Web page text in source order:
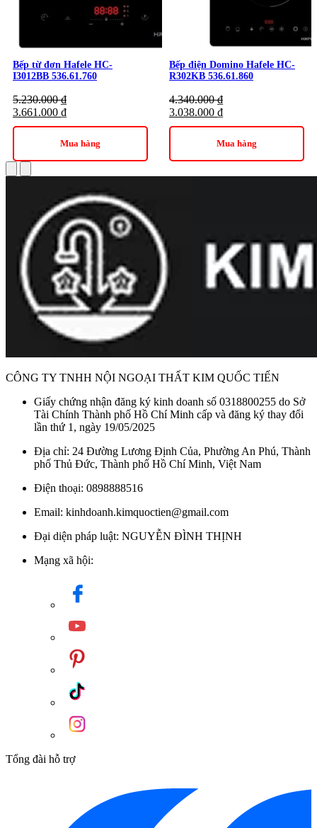
nấu ăn hằng ngày từ các món đơn giản đến chế biến nhanh.
Tính năng gia nhiệt nhanh hỗ trợ rút ngắn thời gian nấu, mang
lại sự tiện lợi trong sinh hoạt.
Bếp từ đơn Hafele HC-I3013BB 536.61.810 có công suất 2000W
Sản phẩm sử dụng công nghệ induction hiện đại tạo nhiệt trực
tiếp ở đáy nồi thay vì qua mặt kính. Nhờ đó, bếp giúp truyền
với các phương pháp nấu truyền thống.
Về an toàn, Hafele HC-I3013BB được trang bị khóa trẻ em,
cảnh báo nhiệt dư và tự động ngắt khi tràn. Kết hợp cùng đặc
tính mặt kính ít nóng nhờ công nghệ induction, bếp đảm bảo an
toàn tuyệt đối, vận hành êm ái và phù hợp với mọi gia đình.
Danh mục: Thiết Bị Bếp
Bếp từ đơn Hafele HC-
I3012BB 536.61.760
5.230.000₫
3.661.000 ₫
Mua hàng
Bếp điện Domino Hafele HC-
R302KB 536.61.860
4.340.000₫
3.038.000 ₫
Mua hàng
CÔNG TY TNHH NỘI NGOẠI THẤT KIM QUỐC TIẾN
Giấy chứng nhận đăng ký kinh doanh số 0318800255 do Sở
Tài Chính Thành phố Hồ Chí Minh cấp và đăng ký thay đổi
lần thứ 1, ngày 19/05/2025
Địa chỉ: 24 Đường Lương Định Của, Phường An Phú, Thành
phố Thủ Đức, Thành phố Hồ Chí Minh, Việt Nam
Điện thoại: 0898888516
Email: kinhdoanh.kimquoctien@gmail.com
Đại diện pháp luật: NGUYỄN ĐÌNH THỊNH
Mạng xã hội:
Tổng đài hỗ trợ